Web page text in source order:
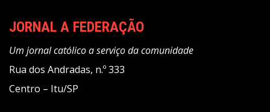
JORNAL A FEDERAÇÃO
Um jornal católico a serviço da comunidade
Rua dos Andradas, n.º 333
Centro – Itu/SP